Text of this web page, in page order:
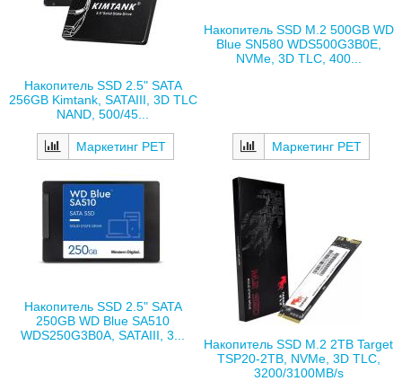
Накопитель SSD 2.5" SATA
256GB Kimtank, SATAIII, 3D TLC
NAND, 500/45...
Маркетинг РЕТ
Накопитель SSD M.2 500GB WD
Blue SN580 WDS500G3B0E,
NVMe, 3D TLC, 400...
Маркетинг РЕТ
Накопитель SSD 2.5" SATA
250GB WD Blue SA510
WDS250G3B0A, SATAIII, 3...
Накопитель SSD M.2 2TB Target
TSP20-2TB, NVMe, 3D TLC,
3200/3100MB/s